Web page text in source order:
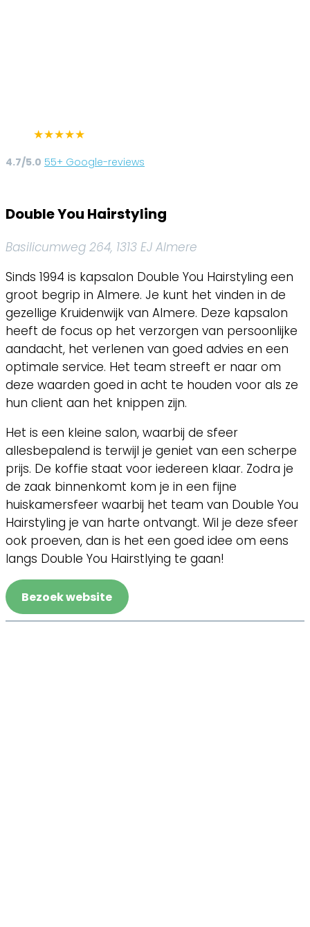
★★★★★
4.7/5.0 55+ Google-reviews
Double You Hairstyling
Basilicumweg 264, 1313 EJ Almere
Sinds 1994 is kapsalon Double You Hairstyling een
groot begrip in Almere. Je kunt het vinden in de
gezellige Kruidenwijk van Almere. Deze kapsalon
heeft de focus op het verzorgen van persoonlijke
aandacht, het verlenen van goed advies en een
optimale service. Het team streeft er naar om
deze waarden goed in acht te houden voor als ze
hun client aan het knippen zijn.
Het is een kleine salon, waarbij de sfeer
allesbepalend is terwijl je geniet van een scherpe
prijs. De koffie staat voor iedereen klaar. Zodra je
de zaak binnenkomt kom je in een fijne
huiskamersfeer waarbij het team van Double You
Hairstyling je van harte ontvangt. Wil je deze sfeer
ook proeven, dan is het een goed idee om eens
langs Double You Hairstlying te gaan!
Bezoek website